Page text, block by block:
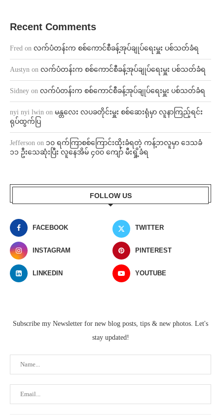
Recent Comments
Fred on လက်ပံတန်းက စစ်ကောင်စီခန့်အုပ်ချုပ်ရေးမှူး ပစ်သတ်ခံရ
Austyn on လက်ပံတန်းက စစ်ကောင်စီခန့်အုပ်ချုပ်ရေးမှူး ပစ်သတ်ခံရ
Sidney on လက်ပံတန်းက စစ်ကောင်စီခန့်အုပ်ချုပ်ရေးမှူး ပစ်သတ်ခံရ
nyi nyi lwin on မန္တလေး လပခတိုင်းမှူး စစ်ဆေးရုံမှာ လူနာကြည့်ရင်း
ရုပ်ထွက်ပြ
Jefferson on ၁၀ ရက်ကြာစစ်ကြောင်းထိုးခံရတဲ့ ကန့်ဘလူမှာ ဒေသခံ
၁၁ ဦးသေဆုံးပြီး လူနေအိမ် ၄၀၀ ကျော် မီးရှို့ခံရ
FOLLOW US
FACEBOOK TWITTER
INSTAGRAM PINTEREST
LINKEDIN YOUTUBE
Subscribe my Newsletter for new blog posts, tips & new photos. Let's
stay updated!